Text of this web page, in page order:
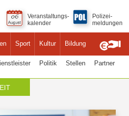
Sport Kultur Bildung
Veranstaltungs-
kalender
Polizei-
meldungen
Politik Stellen Partner